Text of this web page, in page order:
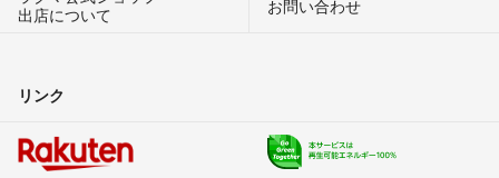
出店について
お問い合わせ
リンク